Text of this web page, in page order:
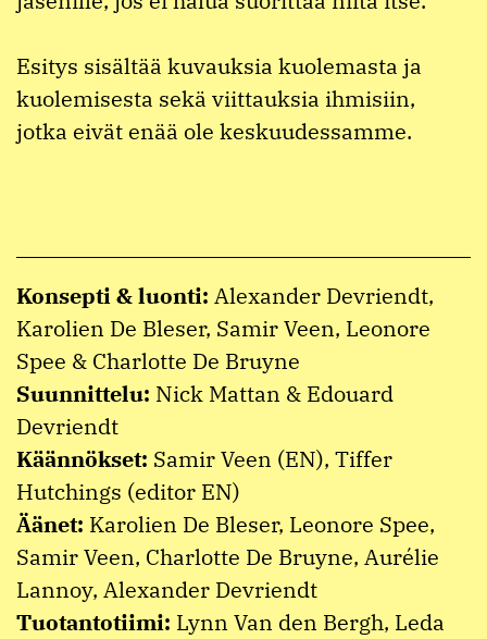
Esitys sisältää kuvauksia kuolemasta ja
kuolemisesta sekä viittauksia ihmisiin,
jotka eivät enää ole keskuudessamme.
Konsepti & luonti: Alexander Devriendt,
Karolien De Bleser, Samir Veen, Leonore
Spee & Charlotte De Bruyne
Suunnittelu: Nick Mattan & Edouard
Devriendt
Käännökset: Samir Veen (EN), Tiffer
Hutchings (editor EN)
Äänet: Karolien De Bleser, Leonore Spee,
Samir Veen, Charlotte De Bruyne, Aurélie
Lannoy, Alexander Devriendt
Tuotantotiimi: Lynn Van den Bergh, Leda